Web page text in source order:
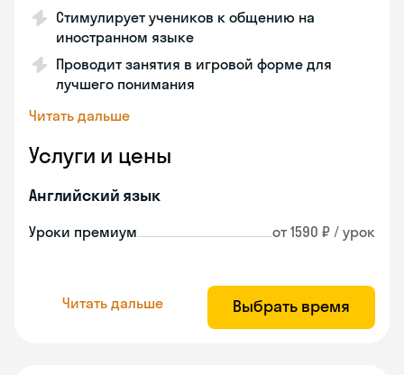
Стимулирует учеников к общению на
иностранном языке
Проводит занятия в игровой форме для
лучшего понимания
Читать дальше
Услуги и цены
Английский язык
Уроки премиум от 1590 ₽ / урок
Читать дальше Выбрать время